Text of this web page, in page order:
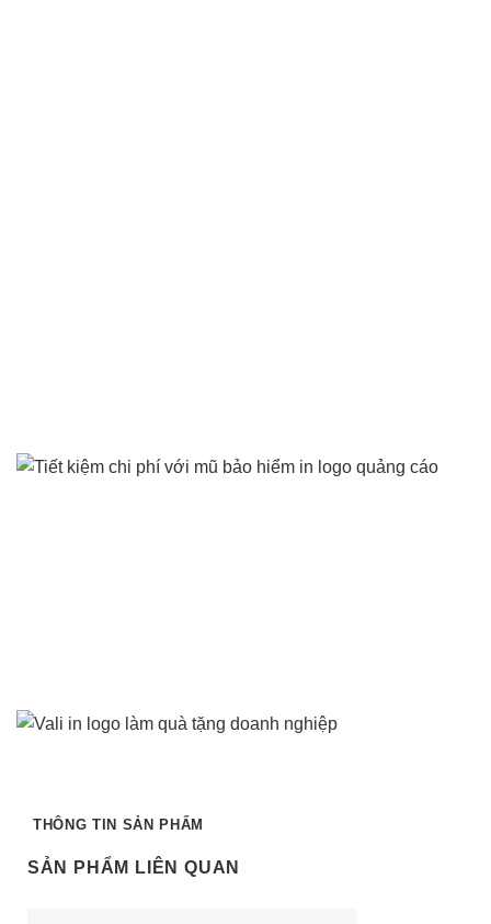
THÔNG TIN SẢN PHẨM
SẢN PHẨM LIÊN QUAN